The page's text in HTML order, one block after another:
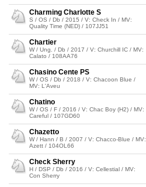
Charming Charlotte S
S / OS / Db / 2015 / V: Check In / MV:
Quality Time (NED) / 107JJ51
Chartier
W / Ung. / Db / 2017 / V: Churchill IC / MV:
Calato / 108AA76
Chasino Cente PS
W / OS / Db / 2018 / V: Chacoon Blue /
MV: L'Aveu
Chatino
W / OS / F / 2016 / V: Chac Boy (H2) / MV:
Careful / 107GD60
Chazetto
W / Hann / B / 2007 / V: Chacco-Blue / MV:
Azett / 104OL66
Check Sherry
H / DSP / Db / 2016 / V: Cellestial / MV:
Con Sherry